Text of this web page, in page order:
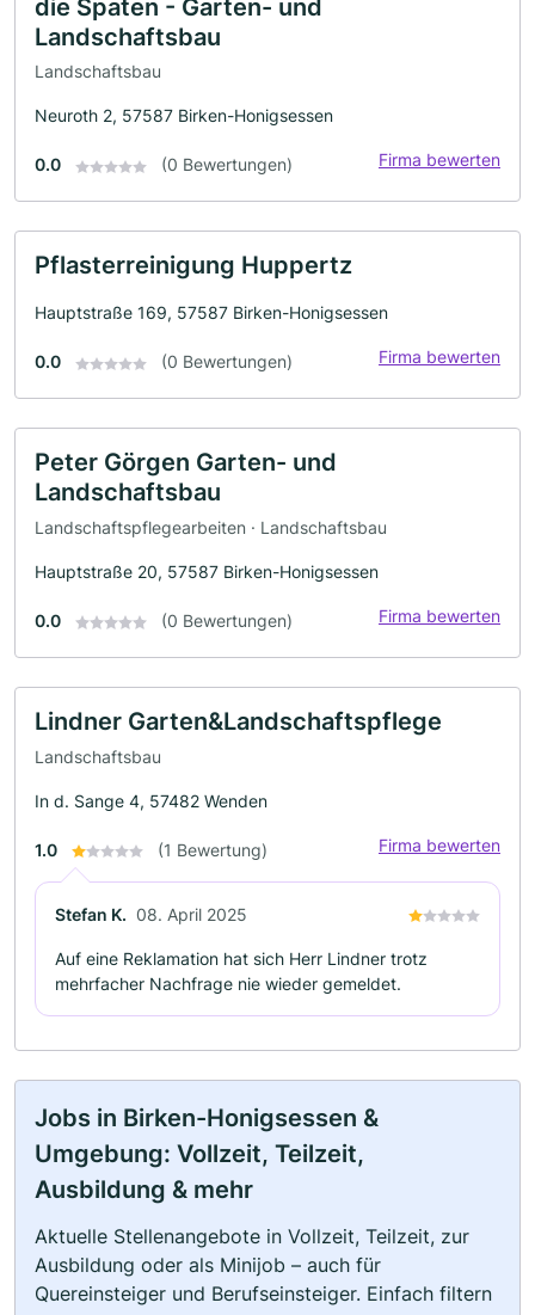
die Spaten - Garten- und
Landschaftsbau
Landschaftsbau
Neuroth 2, 57587 Birken-Honigsessen
0.0 (0 Bewertungen) Firma bewerten
Pflasterreinigung Huppertz
Hauptstraße 169, 57587 Birken-Honigsessen
0.0 (0 Bewertungen) Firma bewerten
Peter Görgen Garten- und
Landschaftsbau
Landschaftspflegearbeiten · Landschaftsbau
Hauptstraße 20, 57587 Birken-Honigsessen
0.0 (0 Bewertungen) Firma bewerten
Lindner Garten&Landschaftspflege
Landschaftsbau
In d. Sange 4, 57482 Wenden
1.0 (1 Bewertung) Firma bewerten
Stefan K. 08. April 2025
Auf eine Reklamation hat sich Herr Lindner trotz
mehrfacher Nachfrage nie wieder gemeldet.
Jobs in Birken-Honigsessen &
Umgebung: Vollzeit, Teilzeit,
Ausbildung & mehr
Aktuelle Stellenangebote in Vollzeit, Teilzeit, zur
Ausbildung oder als Minijob – auch für
Quereinsteiger und Berufseinsteiger. Einfach filtern